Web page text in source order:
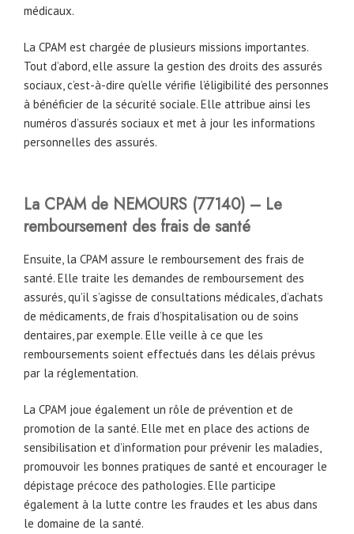
médicaux.
La CPAM est chargée de plusieurs missions importantes.
Tout d’abord, elle assure la gestion des droits des assurés
sociaux, c’est-à-dire qu’elle vérifie l’éligibilité des personnes
à bénéficier de la sécurité sociale. Elle attribue ainsi les
numéros d’assurés sociaux et met à jour les informations
personnelles des assurés.
La CPAM de NEMOURS (77140) – Le
remboursement des frais de santé
Ensuite, la CPAM assure le remboursement des frais de
santé. Elle traite les demandes de remboursement des
assurés, qu’il s’agisse de consultations médicales, d’achats
de médicaments, de frais d’hospitalisation ou de soins
dentaires, par exemple. Elle veille à ce que les
remboursements soient effectués dans les délais prévus
par la réglementation.
La CPAM joue également un rôle de prévention et de
promotion de la santé. Elle met en place des actions de
sensibilisation et d’information pour prévenir les maladies,
promouvoir les bonnes pratiques de santé et encourager le
dépistage précoce des pathologies. Elle participe
également à la lutte contre les fraudes et les abus dans
le domaine de la santé.